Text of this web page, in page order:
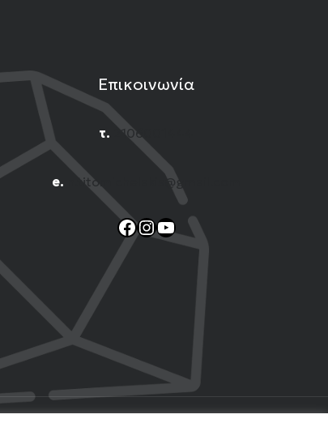
Επικοινωνία
τ. 2106001444
e. n.titomichelakis@gmail.com
Facebook
Instagram
YouTube